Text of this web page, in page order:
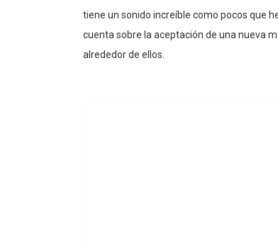
tiene un sonido increíble como pocos que
cuenta sobre la aceptación de una nueva
alrededor de ellos.